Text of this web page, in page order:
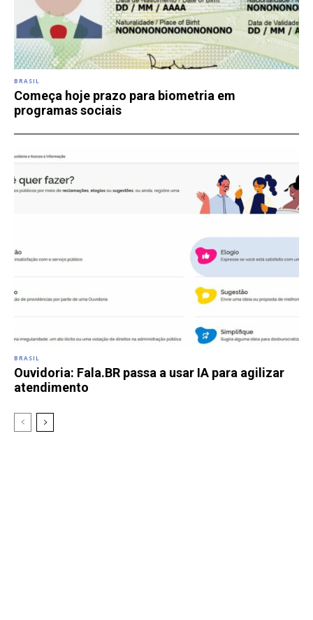
BRASIL
Começa hoje prazo para biometria em
programas sociais
BRASIL
Ouvidoria: Fala.BR passa a usar IA para agilizar
atendimento